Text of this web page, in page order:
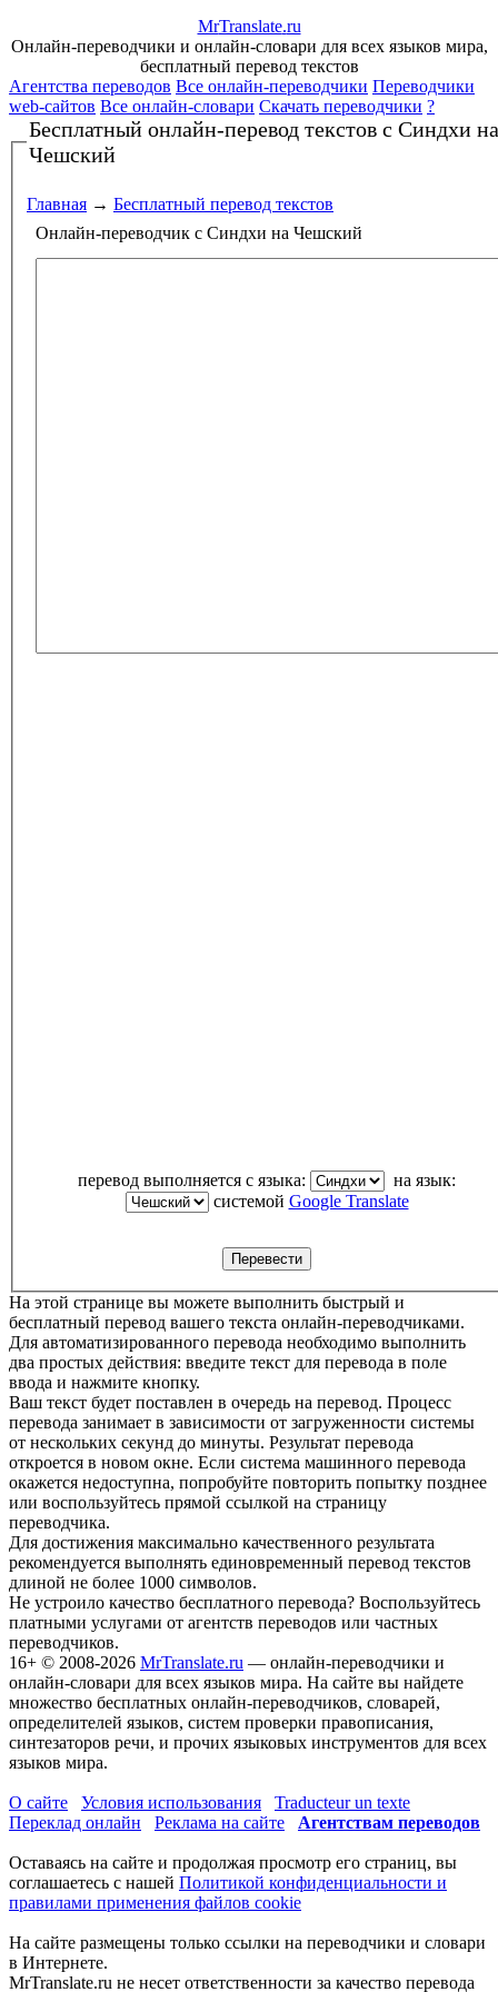
MrTranslate.ru
Онлайн-переводчики и онлайн-словари для всех языков мира,
бесплатный перевод текстов
Агентства переводов Все онлайн-переводчики Переводчики
web-сайтов Все онлайн-словари Скачать переводчики ?
Бесплатный онлайн-перевод текстов с Синдхи на
Чешский
Главная → Бесплатный перевод текстов
Онлайн-переводчик с Синдхи на Чешский
перевод выполняется с языка:
системой Google Translate
На этой странице вы можете выполнить быстрый и
бесплатный перевод вашего текста онлайн-переводчиками.
Для автоматизированного перевода необходимо выполнить
два простых действия: введите текст для перевода в поле
ввода и нажмите кнопку.
Ваш текст будет поставлен в очередь на перевод. Процесс
перевода занимает в зависимости от загруженности системы
от нескольких секунд до минуты. Результат перевода
откроется в новом окне. Если система машинного перевода
окажется недоступна, попробуйте повторить попытку позднее
или воспользуйтесь прямой ссылкой на страницу
переводчика.
Для достижения максимально качественного результата
рекомендуется выполнять единовременный перевод текстов
длиной не более 1000 символов.
Не устроило качество бесплатного перевода? Воспользуйтесь
платными услугами от агентств переводов или частных
переводчиков.
16+ © 2008-2026 MrTranslate.ru — онлайн-переводчики и
онлайн-словари для всех языков мира. На сайте вы найдете
множество бесплатных онлайн-переводчиков, словарей,
определителей языков, систем проверки правописания,
синтезаторов речи, и прочих языковых инструментов для всех
языков мира.
О сайте Условия использования
Traducteur un texte
Переклад онлайн
Реклама на сайте Агентствам переводов
Оставаясь на сайте и продолжая просмотр его страниц, вы
соглашаетесь с нашей Политикой конфиденциальности и
правилами применения файлов cookie
На сайте размещены только ссылки на переводчики и словари
в Интернете.
MrTranslate.ru не несет ответственности за качество перевода